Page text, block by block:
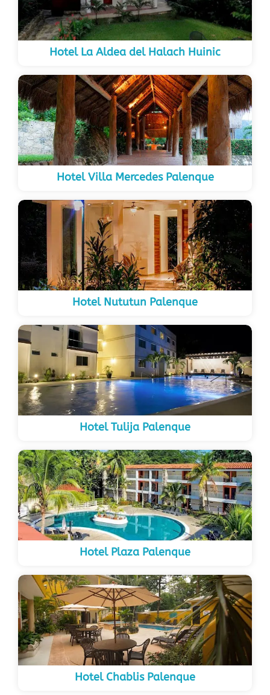
Hotel La Aldea del Halach Huinic
Hotel Villa Mercedes Palenque
Hotel Nututun Palenque
Hotel Tulija Palenque
Hotel Plaza Palenque
Hotel Chablis Palenque